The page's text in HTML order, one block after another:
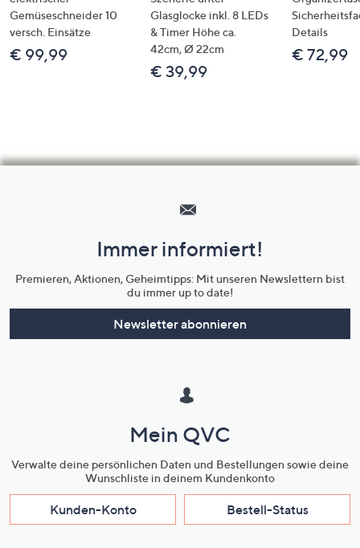
Gemüseschneider 10
versch. Einsätze
€ 99,99
Glasglocke inkl. 8 LEDs
& Timer Höhe ca.
42cm, Ø 22cm
€ 39,99
Details
€ 72,99
Unternehmensinformationen
Immer informiert!
Premieren, Aktionen, Geheimtipps: Mit unseren Newslettern bist
du immer up to date!
Newsletter abonnieren
Mein QVC
Verwalte deine persönlichen Daten und Bestellungen sowie deine
Wunschliste in deinem Kundenkonto
Kunden-Konto Bestell-Status